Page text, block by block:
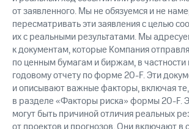
от заявленного. Мы не обязуемся и не
пересматривать эти заявления с целью
их с реальными результатами. Мы
к документам, которые Компания
по ценным бумагам и биржам, в частности
годовому отчету по форме 20-F. Эти
и описывают важные факторы, включая
в разделе «Факторы риска» формы 20-F.
могут быть причиной отличия реальных